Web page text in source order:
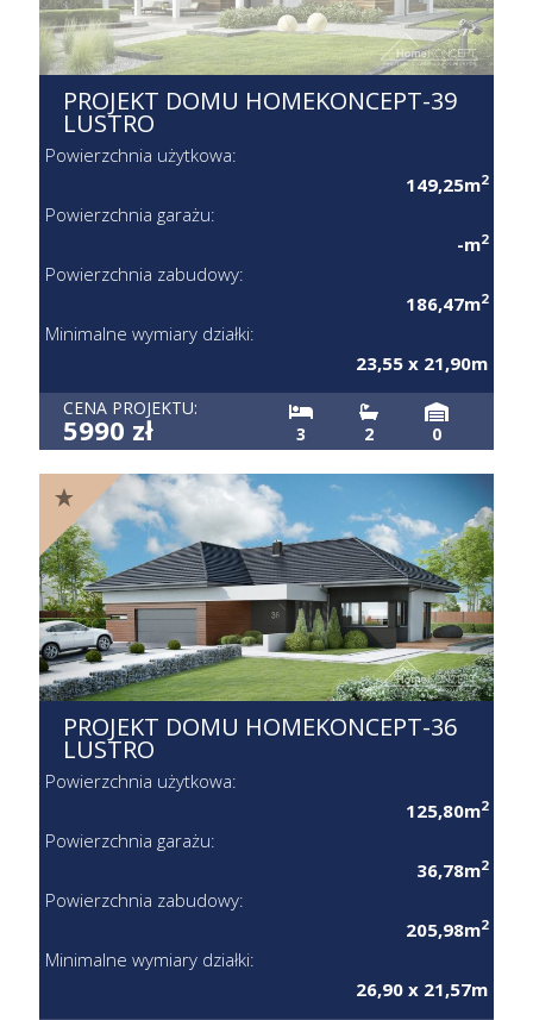
PROJEKT DOMU HOMEKONCEPT-39
LUSTRO
Powierzchnia użytkowa:
149,25m2
Powierzchnia garażu:
-m2
Powierzchnia zabudowy:
186,47m2
Minimalne wymiary działki:
23,55 x 21,90m
CENA PROJEKTU:
5990 zł 3 2 0
PROJEKT DOMU HOMEKONCEPT-36
LUSTRO
Powierzchnia użytkowa:
125,80m2
Powierzchnia garażu:
36,78m2
Powierzchnia zabudowy:
205,98m2
Minimalne wymiary działki:
26,90 x 21,57m